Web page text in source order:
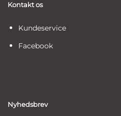
Kontakt os
Kundeservice
Facebook
Nyhedsbrev